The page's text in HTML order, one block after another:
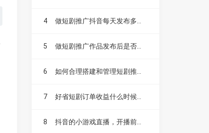
4
5 做短剧推广作品发布后是否需要投抖加？
6
7 好省短剧订单收益什么时候结算，如何提现？
8 抖音的小游戏直播，开播前要不要先发视频扩大流量？